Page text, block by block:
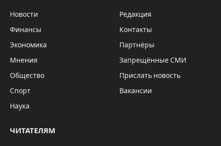
Новости
Финансы
Экономика
Мнения
Общество
Спорт
Наука
Редакция
Контакты
Партнёры
Запрещённые СМИ
Прислать новость
Вакансии
ЧИТАТЕЛЯМ